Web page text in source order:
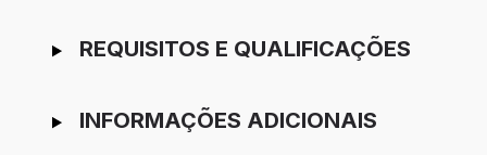
REQUISITOS E QUALIFICAÇÕES
INFORMAÇÕES ADICIONAIS